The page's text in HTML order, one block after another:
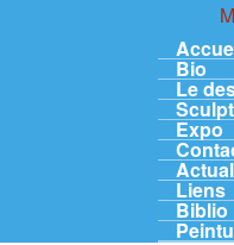
Main
Bio
Le
Expo
Liens
Biblio